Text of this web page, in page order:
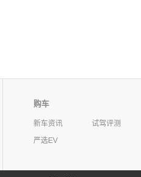
购车
新车资讯
试驾评测
严选EV